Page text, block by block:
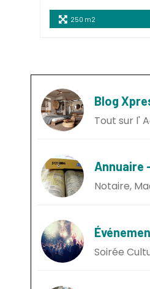
250 m2
Blog
Tout sur l'
Annuaire
Notaire,
Soirée